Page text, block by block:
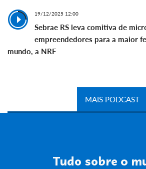
19/12/2025 12:00
Sebrae RS leva comitiva de
empreendedores para a maior
mundo, a NRF
MAIS PODCAST